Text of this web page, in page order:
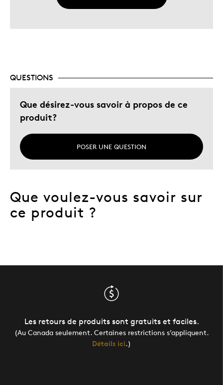
QUESTIONS
Que désirez-vous savoir à propos de ce
produit?
POSER UNE QUESTION
Que voulez-vous savoir sur
ce produit ?
Les retours de produits sont gratuits et faciles.
(Au Canada seulement. Certaines restrictions s’appliquent.
Détails ici.)